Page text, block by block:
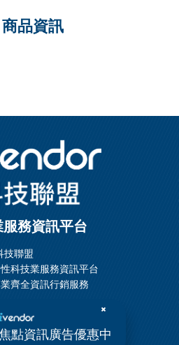
商品資訊
點資訊廣告優惠中
務資訊平台
技聯盟
科技業服務資訊平台
齊全資訊行銷服務